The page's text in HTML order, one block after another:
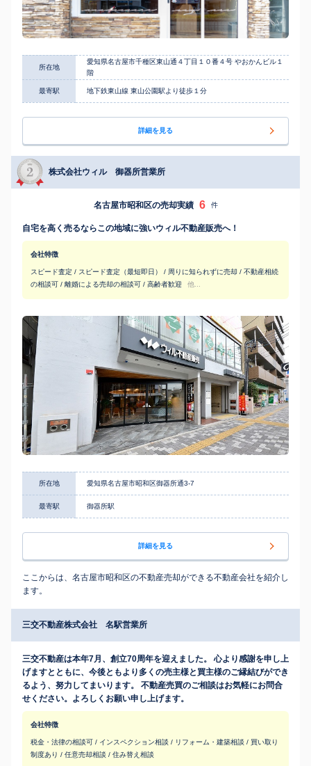
所在地
愛知県名古屋市千種区東山通４丁目１０番４号 やおかんビル１
階
最寄駅 地下鉄東山線 東山公園駅より徒歩１分
詳細を見る
株式会社ウィル 御器所営業所
名古屋市昭和区の売却実績 6 件
自宅を高く売るならこの地域に強いウィル不動産販売へ！
会社特徴
スピード査定 / スピード査定（最短即日） / 周りに知られずに売却 / 不動産相続
の相談可 / 離婚による売却の相談可 / 高齢者歓迎
他...
所在地 愛知県名古屋市昭和区御器所通3-7
最寄駅 御器所駅
詳細を見る
ここからは、名古屋市昭和区の不動産売却ができる不動産会社を紹介し
ます。
三交不動産株式会社 名駅営業所
三交不動産は本年7月、創立70周年を迎えました。 心より感謝を申し上
げますとともに、今後ともより多くの売主様と買主様のご縁結びができ
るよう、努力してまいります。 不動産売買のご相談はお気軽にお問合
せください。よろしくお願い申し上げます。
会社特徴
税金・法律の相談可 / インスペクション相談 / リフォーム・建築相談 / 買い取り
制度あり / 任意売却相談 / 住み替え相談